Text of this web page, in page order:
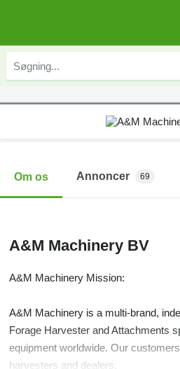
Om os Annoncer 69
A&M Machinery BV
A&M Machinery Mission:
A&M Machinery is a multi-brand,
Forage Harvester and Attachments
equipment worldwide. Our
harvesters and dealers.